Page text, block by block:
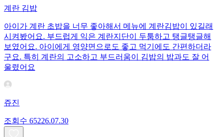
계란 김밥
아이가 계란 초밥을 너무 좋아해서 메뉴에 계란김밥이 있길래
시켜봤어요. 부드럽게 익은 계란지단이 두툼하고 탱글탱글해
보였어요. 아이에게 영양면으로도 좋고 먹기에도 간편하더라
구요. 특히 계란의 고소하고 부드러움이 김밥의 밥과도 잘 어
울렸어요
쥬진
조회수 65226.07.30